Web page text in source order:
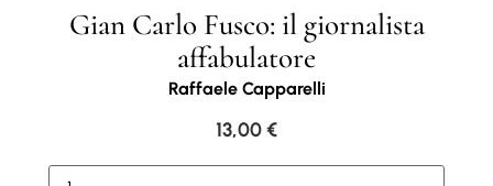
Gian Carlo Fusco: il giornalista
affabulatore
Raffaele Capparelli
13,00€